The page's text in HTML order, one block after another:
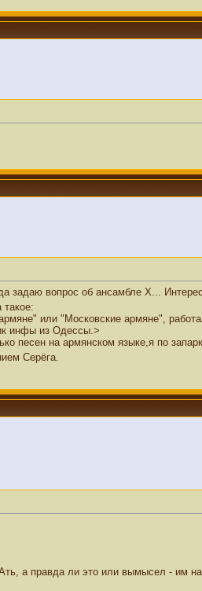
задаю вопрос об ансамбле Х...
такое:
или "Московские армяне",
инфы из Одессы.>
песен на армянском языке,я по
Серёга.
а правда ли это или вымысел - им